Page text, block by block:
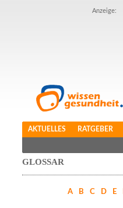
Anzeige:
AKTUELLES RATGEBER
GLOSSAR
A B C D E